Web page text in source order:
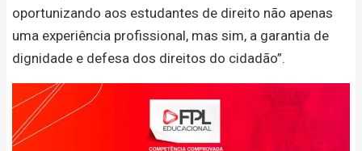
oportunizando aos estudantes de direito não apenas
uma experiência profissional, mas sim, a garantia de
dignidade e defesa dos direitos do cidadão”.